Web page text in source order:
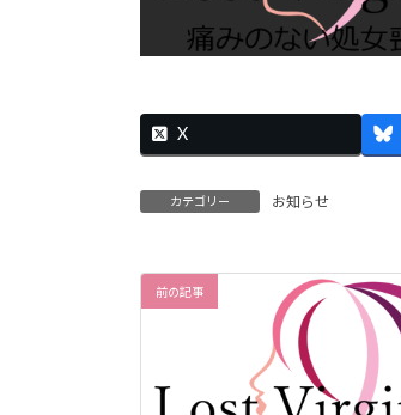
X
カテゴリー お知らせ
前の記事